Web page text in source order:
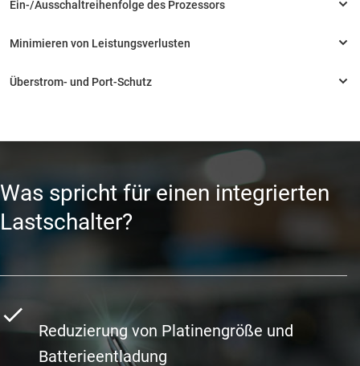
Was spricht für einen integrierten
Lastschalter?
Reduzierung von Platinengröße und
Batterieentladung